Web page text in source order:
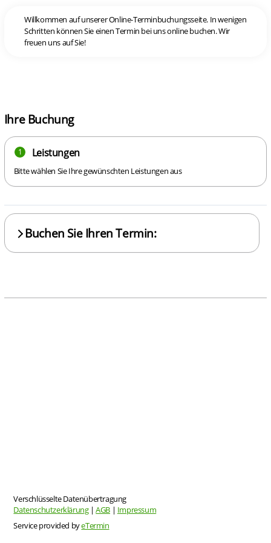
Willkommen auf unserer Online-Terminbuchungsseite. In wenigen
Schritten können Sie einen Termin bei uns online buchen. Wir
freuen uns auf Sie!
Buchen Sie Ihren Termin:
Ihre Buchung
1 Leistungen
Bitte wählen Sie Ihre gewünschten Leistungen aus
Service provided byeTermin
Verschlüsselte Datenübertragung
Datenschutzerklärung|AGB | Impressum